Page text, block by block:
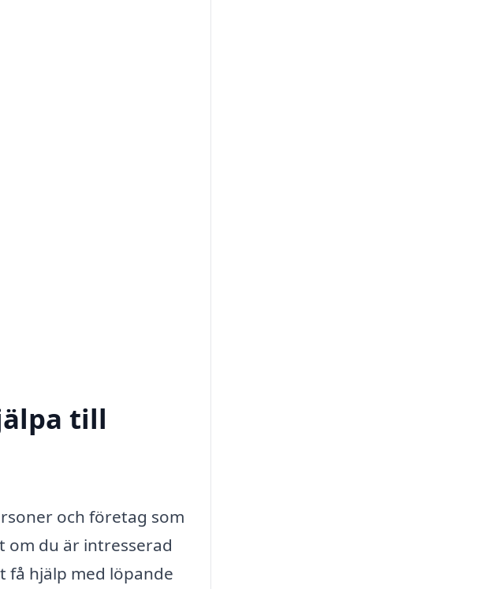
till
och företag som
om du är intresserad
få hjälp med löpande